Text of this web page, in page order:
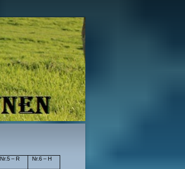
Nr.5 – R Nr.6 – H